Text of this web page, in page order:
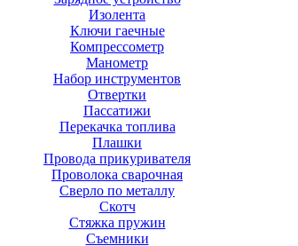
Изолента
Ключи гаечные
Компрессометр
Манометр
Набор инструментов
Отвертки
Пассатижи
Перекачка топлива
Плашки
Провода прикуривателя
Проволока сварочная
Сверло по металлу
Скотч
Стяжка пружин
Съемники